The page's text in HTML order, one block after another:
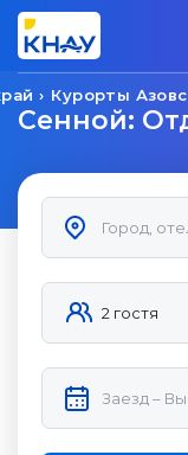
Курорты
Сенной: